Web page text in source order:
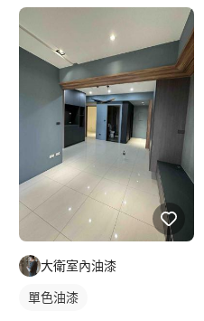
大衛室內油漆
單色油漆